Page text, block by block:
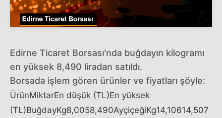
Edirne Ticaret Borsası'nda buğdayın kilogramı
en yüksek 8,490 liradan satıldı.
Borsada işlem gören ürünler ve fiyatları şöyle:
ÜrünMiktarEn düşük (TL)En yüksek
(TL)BuğdayKg8,0058,490AyçiçeğiKg14,10614,507